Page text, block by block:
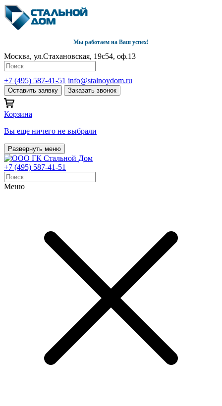
Мы работаем на Ваш успех!
Москва, ул.Стахановская, 19с54, оф.13
+7 (495) 587-41-51 info@stalnoydom.ru
Оставить заявку Заказать звонок
Корзина
Вы еще ничего не выбрали
Развернуть меню
+7 (495) 587-41-51
Меню